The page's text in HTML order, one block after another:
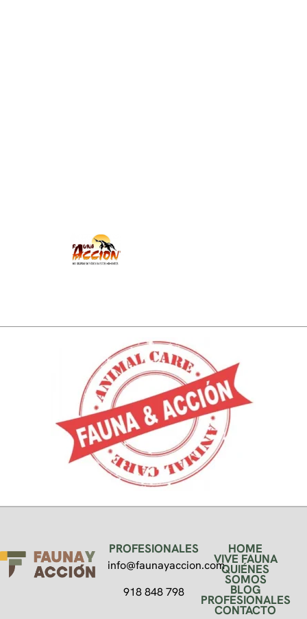
PROFESIONALES
info@faunayaccion.com
918 848 798
HOME
VIVE FAUNA
QUIÉNES
SOMOS
BLOG
PROFESIONALES
CONTACTO